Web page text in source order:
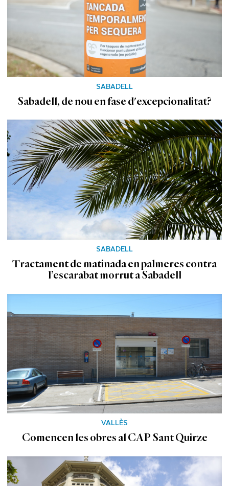
SABADELL
Sabadell, de nou en fase d'excepcionalitat?
SABADELL
Tractament de matinada en palmeres contra
l’escarabat morrut a Sabadell
VALLÈS
Comencen les obres al CAP Sant Quirze